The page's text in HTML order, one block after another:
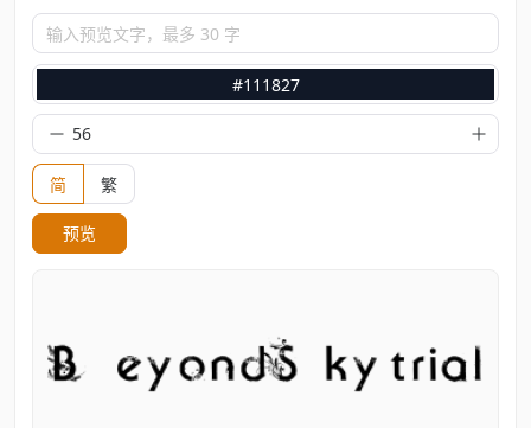
输入预览文字，最多 30 字
#111827
简 繁
预览